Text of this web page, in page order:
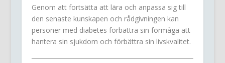
Genom att fortsätta att lära och anpassa sig till
den senaste kunskapen och rådgivningen kan
personer med diabetes förbättra sin förmåga att
hantera sin sjukdom och förbättra sin livskvalitet.